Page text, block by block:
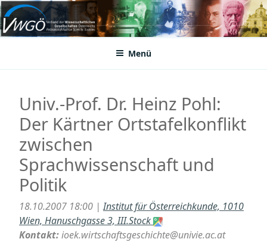
Zum
Inhalt
springenVWGÖ
Federation of Austrian Scientific Societies
Menü
Univ.-Prof. Dr. Heinz Pohl:
Der Kärtner Ortstafelkonflikt
zwischen
Sprachwissenschaft und
Politik
18.10.2007 18:00 |Institut für Österreichkunde, 1010
Wien, Hanuschgasse 3, III.Stock
Kontakt:ioek.wirtschaftsgeschichte@univie.ac.at